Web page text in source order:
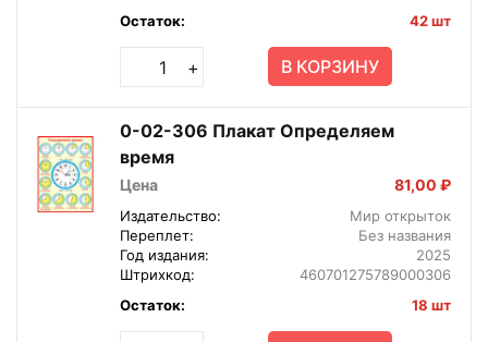
Остаток:
42 шт
+ В КОРЗИНУ
0-02-306 Плакат Определяем
время
Цена 81,00 ₽
Издательство:
Мир открыток
Переплет:
Без названия
Год издания:
2025
Штрихкод:
460701275789000306
Остаток:
18 шт